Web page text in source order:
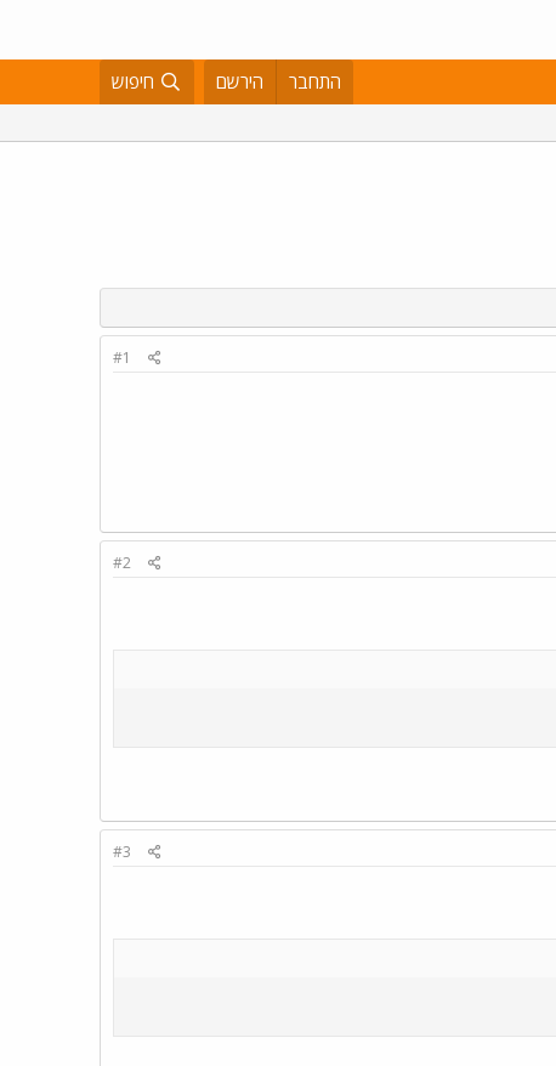
התחבר הירשם חיפוש
#1
#2
#3